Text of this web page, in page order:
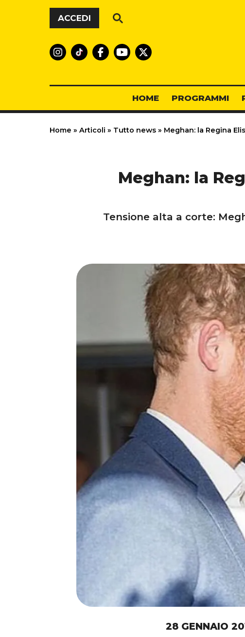
Vai al contenuto
ACCEDI
HOME PROGRAMMI
Home » Articoli » Tutto news » Meghan: la Regina
Meghan: la
Tensione alta a corte:
28 GENNAIO